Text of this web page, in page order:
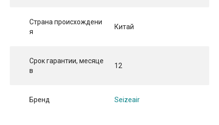
Страна происхождени
я
Китай
Срок гарантии, месяце
в
12
Бренд Seizeair